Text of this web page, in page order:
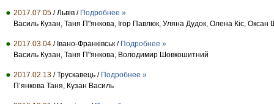
2017.07.05 / Львів / Подробнее »
Василь Кузан, Таня П"янкова, Ігор Павлюк, Уляна Дудок, Олена Кіс,
2017.03.04 / Івано-Франківськ / Подробнее »
Василь Кузан, Таня П"янкова, Володимир Шовкошитний
2017.02.13 / Трускавець / Подробнее »
П’янкова Таня, Кузан Василь